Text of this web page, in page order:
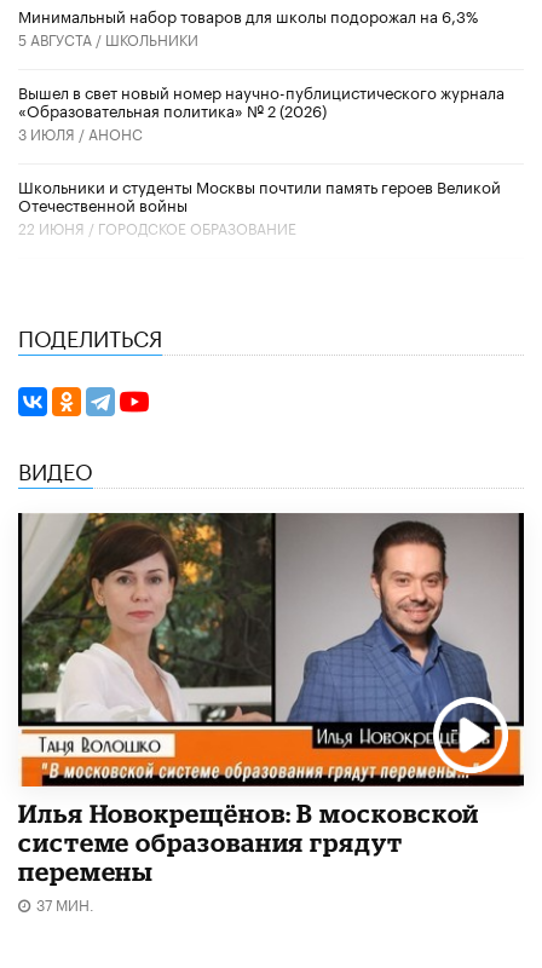
Минимальный набор товаров для школы подорожал на 6,3%
5 АВГУСТА / ШКОЛЬНИКИ
Вышел в свет новый номер научно-публицистического журнала
«Образовательная политика» № 2 (2026)
3 ИЮЛЯ / АНОНС
Школьники и студенты Москвы почтили память героев Великой
Отечественной войны
22 ИЮНЯ / ГОРОДСКОЕ ОБРАЗОВАНИЕ
ПОДЕЛИТЬСЯ
ВИДЕО
Илья Новокрещёнов: В московской
системе образования грядут
перемены
37 МИН.